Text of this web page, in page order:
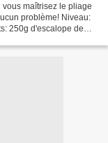
maîtrisez le pliage
problème! Niveau:
250g d'escalope de